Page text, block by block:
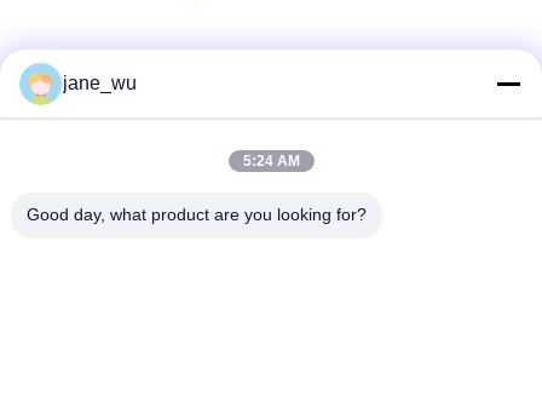
jane_wu
5:24 AM
Good day, what product are you looking for?